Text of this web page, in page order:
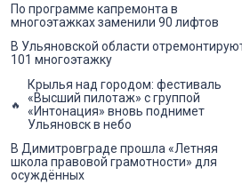
По программе капремонта в
многоэтажках заменили 90 лифтов
В Ульяновской области
101 многоэтажку
Крылья над городом: фестиваль
«Высший пилотаж» с группой
«Интонация» вновь поднимет
Ульяновск в небо
В Димитровграде прошла «Летняя
школа правовой грамотности» для
осуждённых